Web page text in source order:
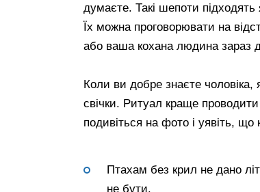
думаєте. Такі шепоти
Їх можна проговорювати на
або ваша кохана людина зараз
Коли ви добре знаєте чоловіка,
свічки. Ритуал краще проводити
подивіться на фото і уявіть,
Птахам без крил не дано
не бути.